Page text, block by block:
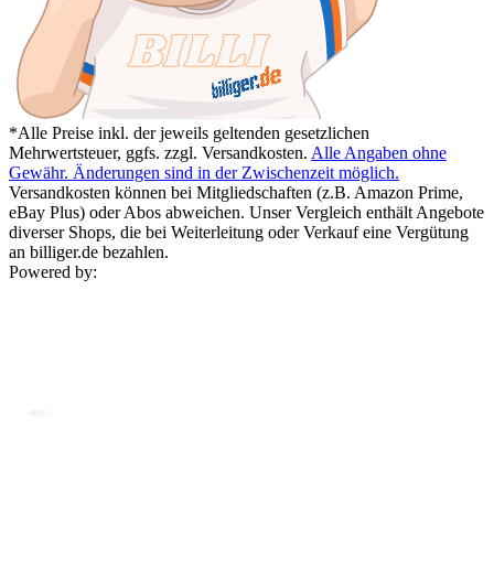
*Alle Preise inkl. der jeweils geltenden gesetzlichen
Mehrwertsteuer, ggfs. zzgl. Versandkosten. Alle Angaben ohne
Gewähr. Änderungen sind in der Zwischenzeit möglich.
Versandkosten können bei Mitgliedschaften (z.B. Amazon Prime,
eBay Plus) oder Abos abweichen. Unser Vergleich enthält Angebote
diverser Shops, die bei Weiterleitung oder Verkauf eine Vergütung
an billiger.de bezahlen.
Powered by: